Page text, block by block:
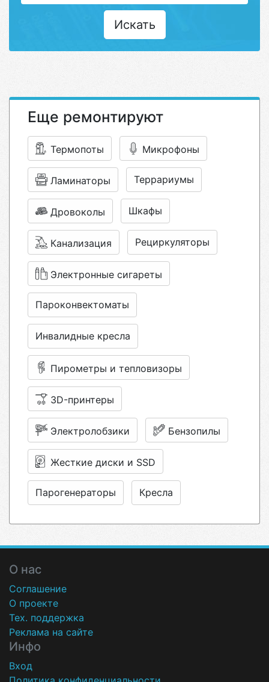
Искать
Еще ремонтируют
Термопоты Микрофоны
Ламинаторы Террариумы
Дровоколы Шкафы
Канализация Рециркуляторы
Электронные сигареты
Пароконвектоматы
Инвалидные кресла
Пирометры и тепловизоры
3D-принтеры
Электролобзики Бензопилы
Жесткие диски и SSD
Парогенераторы Кресла
О нас
Соглашение
О проекте
Тех. поддержка
Реклама на сайте
Инфо
Вход